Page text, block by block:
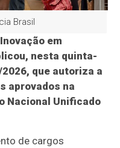
Brasil
em
nesta quinta-
2026, que autoriza a
aprovados na
Nacional Unificado
de cargos